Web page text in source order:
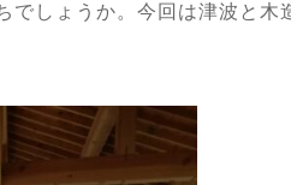
でしょうか。今回は津波と木